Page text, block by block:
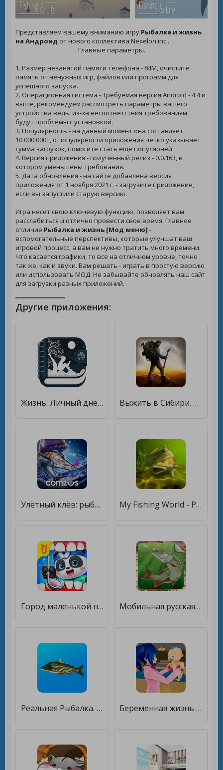
Представляем вашему вниманию игру Рыбалка и жизнь
на Андроид от нового коллектива Nexelon inc..
Главные параметры.
1. Размер незанятой памяти телефона - 84M, очистите
память от ненужных игр, файлов или программ для
успешного запуска.
2. Операционная система - Требуемая версия Android - 4.4 и
выше, рекомендуем рассмотреть параметры вашего
устройства ведь, из-за несоответствия требованиям,
будут проблемы с установкой.
3. Популярность - на данный момент она составляет
10 000 000+, о популярности приложения четко указывает
сумма загрузок, помогите стать еще популярней.
4. Версия приложения - полученный релиз - 0.0.163, в
котором уменьшены требования.
5. Дата обновления - на сайте добавлена версия
приложения от 1 ноября 2021 г. - загрузите приложение,
если вы запустили старую версию.
Игра несет свою ключевую функцию, позволяет вам
расслабиться и отлично провести свое время. Главное
отличие Рыбалка и жизнь [Мод меню] -
вспомогательные перспективы, которые улучшат ваш
игровой процесс, а вам не нужно тратить много времени.
Что касается графики, то все на отличном уровне, точно
так же, как и звуки. Вам решать - играть в простую версию
или использовать МОД. Не забывайте обновлять наш сайт
для загрузки разных приложений.
Другие приложения:
Жизнь: Личный дневник, журнал [Без рекламы] Выжить в Сибири. Охота рыбалка [Бесплатные покупки]
Улётный клёв: рыбалка в 3D [Мод меню] My Fishing World - Реальная рыбалка [Мод меню]
Город маленькой панды: жизнь [Мод меню] Мобильная русская рыбалка [Мод меню]
Реальная Рыбалка. Симулятор рыбной ловли [Бесплатные покупки] Беременная жизнь матери аниме [Мод меню]